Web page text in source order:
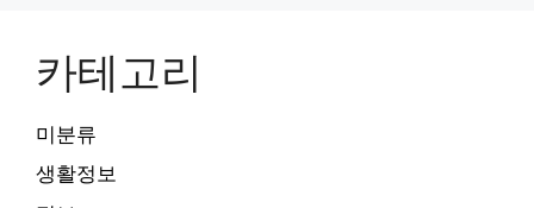
카테고리
미분류
생활정보